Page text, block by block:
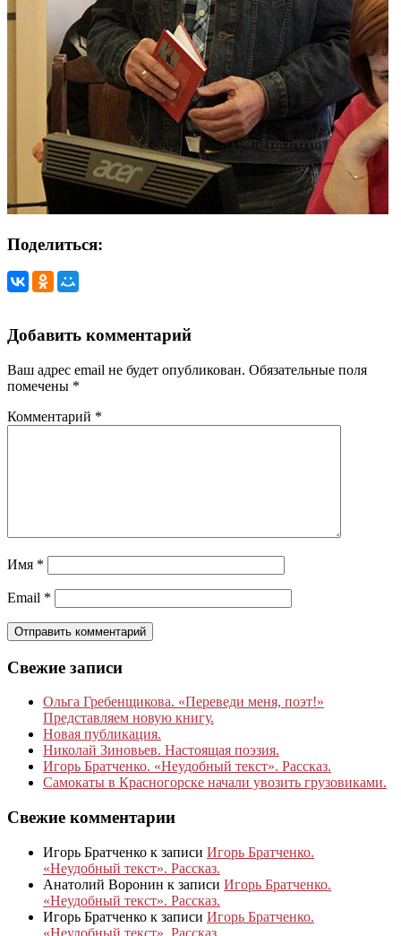
Поделиться:
Добавить комментарий
Ваш адрес email не будет опубликован. Обязательные поля
помечены *
Комментарий *
Имя *
Email *
Свежие записи
Ольга Гребенщикова. «Переведи меня, поэт!»
Представляем новую книгу.
Новая публикация.
Николай Зиновьев. Настоящая поэзия.
Игорь Братченко. «Неудобный текст». Рассказ.
Самокаты в Красногорске начали увозить грузовиками.
Свежие комментарии
Игорь Братченко к записи Игорь Братченко.
«Неудобный текст». Рассказ.
Анатолий Воронин к записи Игорь Братченко.
«Неудобный текст». Рассказ.
Игорь Братченко к записи Игорь Братченко.
«Неудобный текст». Рассказ.